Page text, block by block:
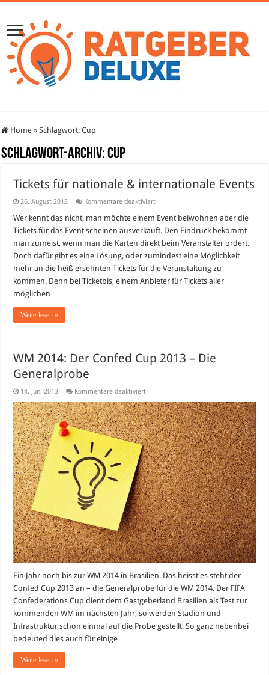
Home » Schlagwort:Cup
Schlagwort-Archiv:Cup
Tickets für nationale & internationale Events
26. August 2013 Kommentare deaktiviertfür
für
&
internationale
Events
Wer kennt das nicht, man möchte einem Event beiwohnen aber die
Tickets für das Event scheinen ausverkauft. Den Eindruck bekommt
man zumeist, wenn man die Karten direkt beim Veranstalter ordert.
Doch dafür gibt es eine Lösung, oder zumindest eine Möglichkeit
mehr an die heiß ersehnten Tickets für die Veranstaltung zu
kommen. Denn bei Ticketbis, einem Anbieter für Tickets aller
möglichen …
Weiterlesen »
WM 2014: Der Confed Cup 2013 – Die
Generalprobe
14. Juni 2013 Kommentare deaktiviertfür
2014:
Der
Confed
Cup
2013
–
Die
Generalprobe
Ein Jahr noch bis zur WM 2014 in Brasilien. Das heisst es steht der
Confed Cup 2013 an – die Generalprobe für die WM 2014. Der FIFA
Confederations Cup dient dem Gastgeberland Brasilien als Test zur
kommenden WM im nächsten Jahr, so werden Stadion und
Infrastruktur schon einmal auf die Probe gestellt. So ganz nebenbei
bedeuted dies auch für einige …
Weiterlesen »